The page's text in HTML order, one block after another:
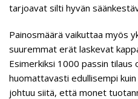
tarjoavat silti hyvän
Painosmäärä vaikuttaa myös
suuremmat erät laskevat
Esimerkiksi 1000 passin tilaus
huomattavasti edullisempi
johtuu siitä, että monet